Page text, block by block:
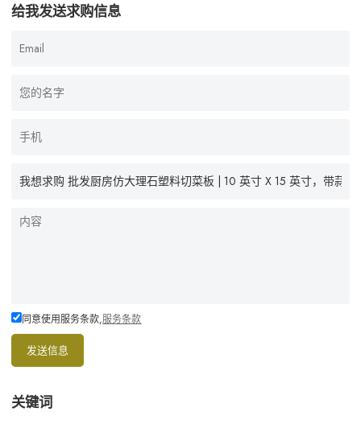
给我发送求购信息
同意使用服务条款,服务条款
发送信息
关键词